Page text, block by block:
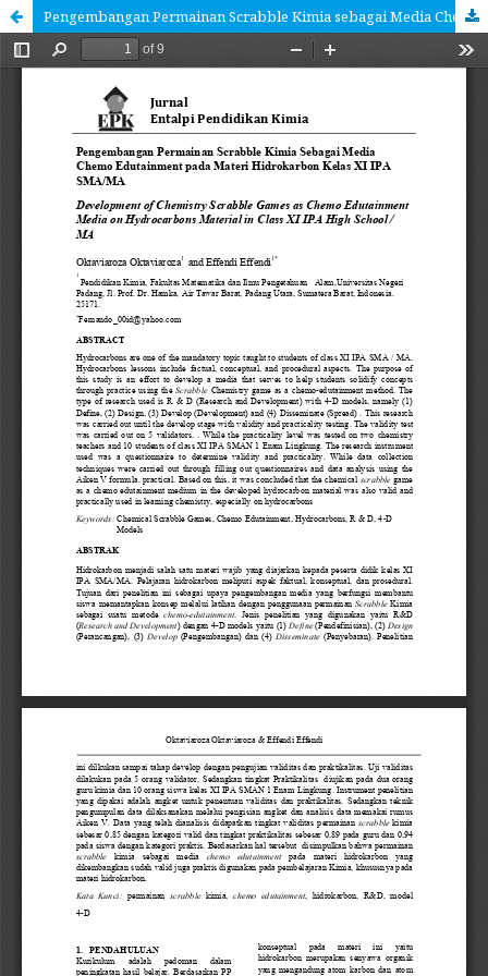
Pengembangan Permainan Scrabble Kimia sebagai Media Chemo Edutainment pada Materi Hidrokarbon Kelas XI IPA SMA/MA